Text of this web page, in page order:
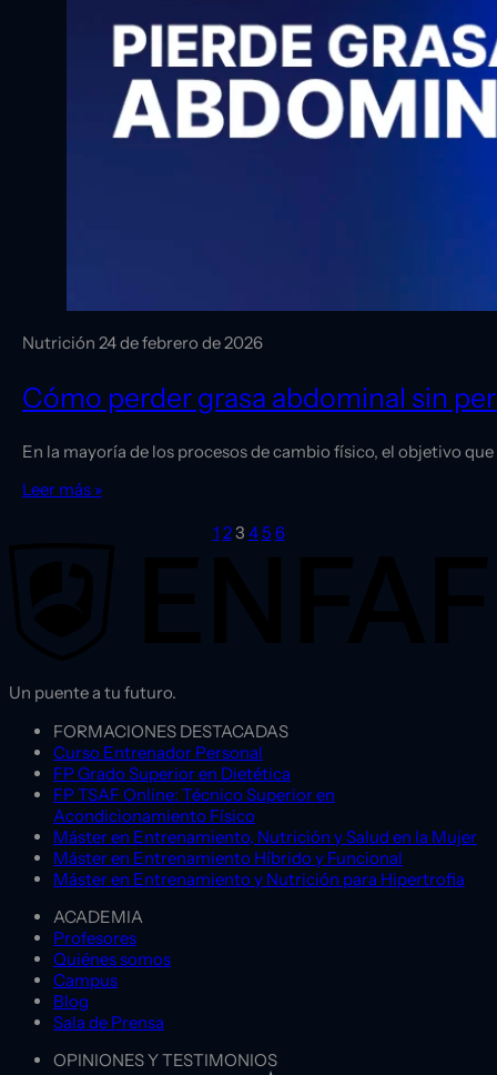
Nutrición 24 de febrero de 2026
Cómo perder grasa abdominal sin
En la mayoría de los procesos de cambio físico, el objetivo
Leer más »
1 23 45 6
Un puente a tu futuro.
FORMACIONES DESTACADAS
Curso Entrenador Personal
FP Grado Superior en Dietética
FP TSAF Online: Técnico Superior en
Acondicionamiento Físico
Máster en Entrenamiento, Nutrición y Salud en la Mujer
Máster en Entrenamiento Híbrido y Funcional
Máster en Entrenamiento y Nutrición para Hipertrofia
ACADEMIA
Profesores
Quiénes somos
Campus
Blog
Sala de Prensa
OPINIONES Y TESTIMONIOS